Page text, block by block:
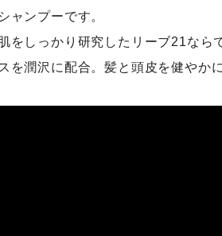
ャンプーです。
をしっかり研究したリーブ21なら
を潤沢に配合。髪と頭皮を健やか